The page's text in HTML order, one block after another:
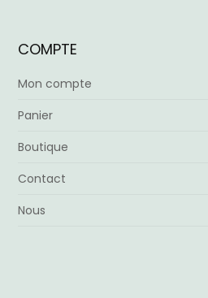
COMPTE
Mon compte
Panier
Boutique
Contact
Nous